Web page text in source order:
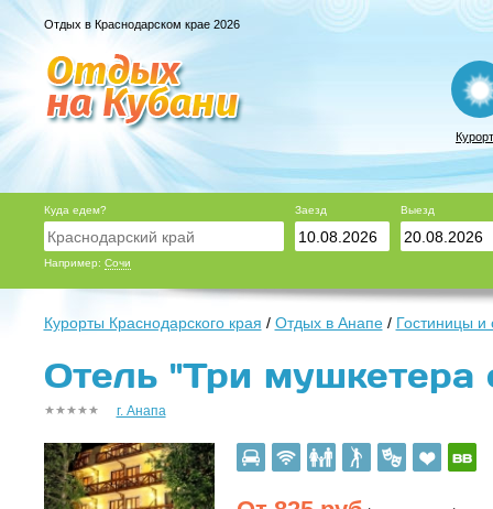
Отдых в Краснодарском крае 2026
Куда едем?
Например: Сочи
Заезд Выезд
Курорты Краснодарского края / Отдых в Анапе/ Гостиницы
Отель "Три мушкетера
г. Анапа